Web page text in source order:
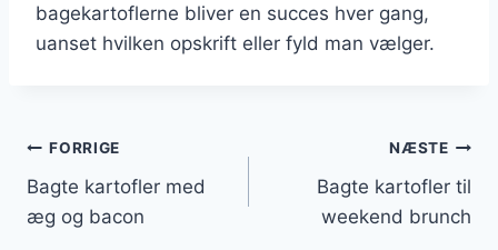
bagekartoflerne bliver en succes hver gang,
uanset hvilken opskrift eller fyld man vælger.
Indlægsnavigation
FORRIGE
Bagte kartofler med
æg og bacon
NÆSTE
Bagte kartofler til
weekend brunch